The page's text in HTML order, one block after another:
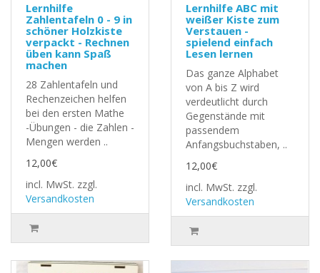
Lernhilfe
Zahlentafeln 0 - 9 in
schöner Holzkiste
verpackt - Rechnen
üben kann Spaß
machen
28 Zahlentafeln und
Rechenzeichen helfen
bei den ersten Mathe
-Übungen - die Zahlen -
Mengen werden ..
12,00€
incl. MwSt. zzgl.
Versandkosten
Lernhilfe ABC mit
weißer Kiste zum
Verstauen -
spielend einfach
Lesen lernen
Das ganze Alphabet
von A bis Z wird
verdeutlicht durch
Gegenstände mit
passendem
Anfangsbuchstaben, ..
12,00€
incl. MwSt. zzgl.
Versandkosten